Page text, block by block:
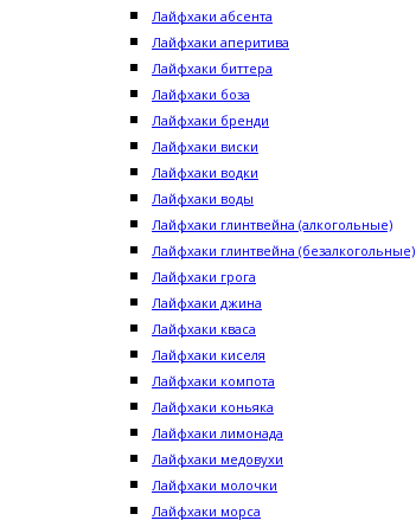
Лайфхаки абсента
Лайфхаки аперитива
Лайфхаки биттера
Лайфхаки боза
Лайфхаки бренди
Лайфхаки виски
Лайфхаки водки
Лайфхаки воды
Лайфхаки глинтвейна (алкогольные)
Лайфхаки глинтвейна (безалкогольные)
Лайфхаки грога
Лайфхаки джина
Лайфхаки кваса
Лайфхаки киселя
Лайфхаки компота
Лайфхаки коньяка
Лайфхаки лимонада
Лайфхаки медовухи
Лайфхаки молочки
Лайфхаки морса